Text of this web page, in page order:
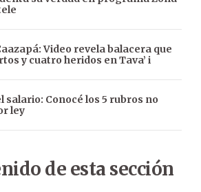
Video revela balacera que
y cuatro heridos en Tava’ i
salario: Conocé los 5 rubros no
ley
de esta sección